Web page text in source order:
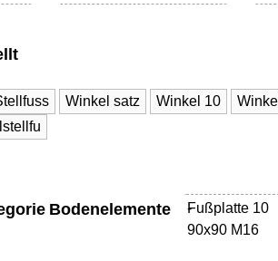
Winkel satz Winkel 10
Bodenelemente
Fußplatte 10
90x90 M16
-